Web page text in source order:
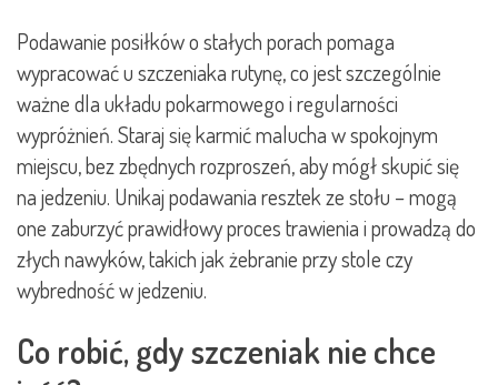
Podawanie posiłków o stałych porach pomaga
wypracować u szczeniaka rutynę, co jest szczególnie
ważne dla układu pokarmowego i regularności
wypróżnień. Staraj się karmić malucha w spokojnym
miejscu, bez zbędnych rozproszeń, aby mógł skupić się
na jedzeniu. Unikaj podawania resztek ze stołu – mogą
one zaburzyć prawidłowy proces trawienia i prowadzą do
złych nawyków, takich jak żebranie przy stole czy
wybredność w jedzeniu.
Co robić, gdy szczeniak nie chce